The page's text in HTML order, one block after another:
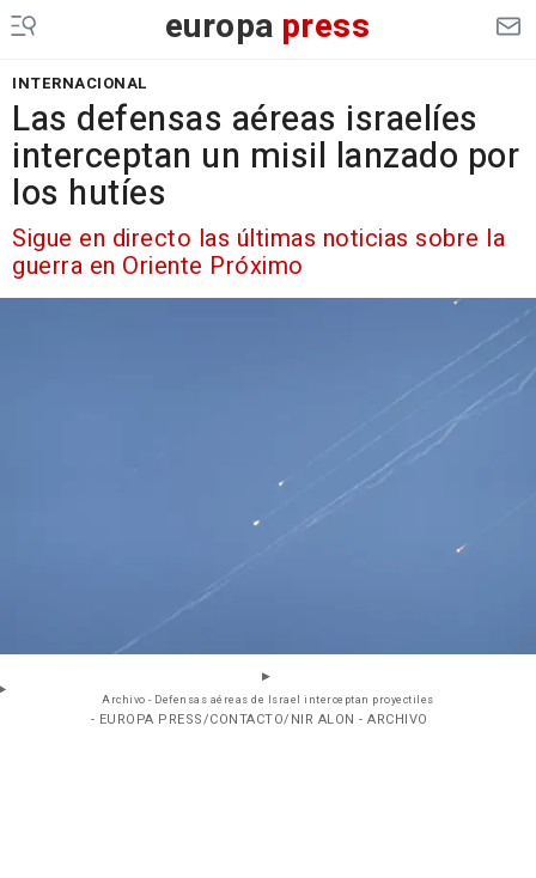
europa press
INTERNACIONAL
Las defensas aéreas israelíes
interceptan un misil lanzado por
los hutíes
Sigue en directo las últimas noticias sobre la
guerra en Oriente Próximo
Archivo - Defensas aéreas de Israel interceptan proyectiles
- EUROPA PRESS/CONTACTO/NIR ALON - ARCHIVO